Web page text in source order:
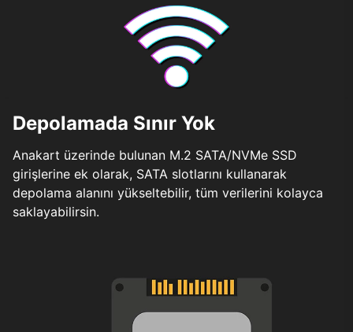
Depolamada Sınır Yok
Anakart üzerinde bulunan M.2 SATA/NVMe SSD
girişlerine ek olarak, SATA slotlarını kullanarak
depolama alanını yükseltebilir, tüm verilerini kolayca
saklayabilirsin.